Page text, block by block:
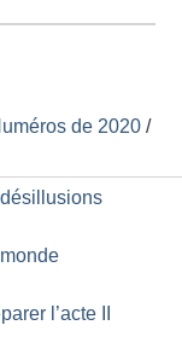
de 2020 /
l’acte II